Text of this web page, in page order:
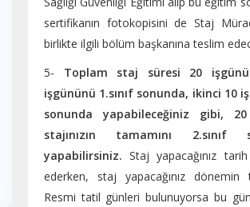
sertifikanın fotokopisini de Staj
birlikte ilgili bölüm başkanına teslim
5- Toplam staj süresi 20
işgününü 1.sınıf sonunda, ikinci 10
sonunda yapabileceğiniz gibi, 2
stajınızın tamamını
yapabilirsiniz. Staj yapacağınız tarih
ederken, staj yapacağınız dönemin
Resmi tatil günleri bulunuyorsa bu